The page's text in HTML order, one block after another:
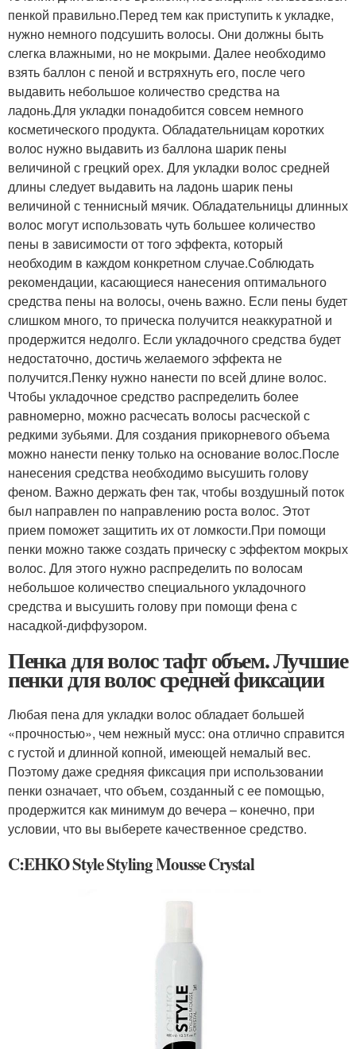
пенкой правильно.Перед тем как приступить к укладке,
нужно немного подсушить волосы. Они должны быть
слегка влажными, но не мокрыми. Далее необходимо
взять баллон с пеной и встряхнуть его, после чего
выдавить небольшое количество средства на
ладонь.Для укладки понадобится совсем немного
косметического продукта. Обладательницам коротких
волос нужно выдавить из баллона шарик пены
величиной с грецкий орех. Для укладки волос средней
длины следует выдавить на ладонь шарик пены
величиной с теннисный мячик. Обладательницы длинных
волос могут использовать чуть большее количество
пены в зависимости от того эффекта, который
необходим в каждом конкретном случае.Соблюдать
рекомендации, касающиеся нанесения оптимального
средства пены на волосы, очень важно. Если пены будет
слишком много, то прическа получится неаккуратной и
продержится недолго. Если укладочного средства будет
недостаточно, достичь желаемого эффекта не
получится.Пенку нужно нанести по всей длине волос.
Чтобы укладочное средство распределить более
равномерно, можно расчесать волосы расческой с
редкими зубьями. Для создания прикорневого объема
можно нанести пенку только на основание волос.После
нанесения средства необходимо высушить голову
феном. Важно держать фен так, чтобы воздушный поток
был направлен по направлению роста волос. Этот
прием поможет защитить их от ломкости.При помощи
пенки можно также создать прическу с эффектом мокрых
волос. Для этого нужно распределить по волосам
небольшое количество специального укладочного
средства и высушить голову при помощи фена с
насадкой-диффузором.
Пенка для волос тафт объем. Лучшие
пенки для волос средней фиксации
Любая пена для укладки волос обладает большей
«прочностью», чем нежный мусс: она отлично справится
с густой и длинной копной, имеющей немалый вес.
Поэтому даже средняя фиксация при использовании
пенки означает, что объем, созданный с ее помощью,
продержится как минимум до вечера – конечно, при
условии, что вы выберете качественное средство.
C:EHKO Style Styling Mousse Crystal